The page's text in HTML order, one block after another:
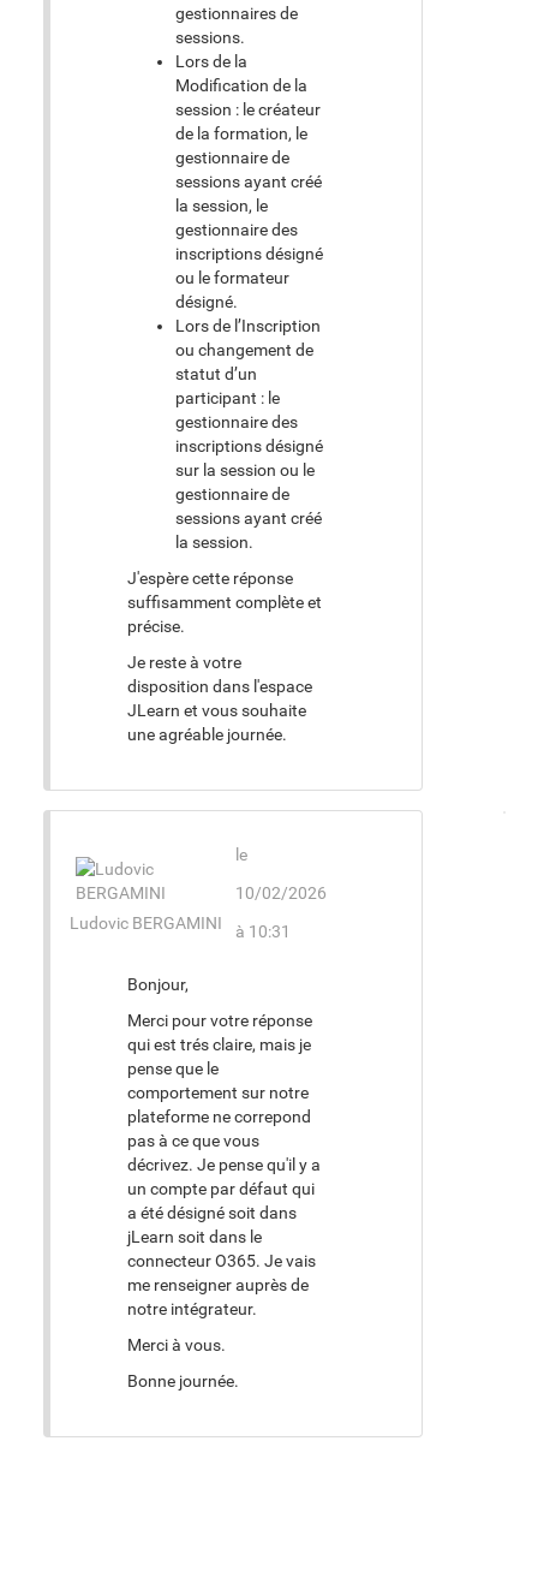
gestionnaires de
sessions.
Lors de la
Modification de la
session : le créateur
de la formation, le
gestionnaire de
sessions ayant créé
la session, le
gestionnaire des
inscriptions désigné
ou le formateur
désigné.
Lors de l’Inscription
ou changement de
statut d’un
participant : le
gestionnaire des
inscriptions désigné
sur la session ou le
gestionnaire de
sessions ayant créé
la session.
J'espère cette réponse
suffisamment complète et
précise.
Je reste à votre
disposition dans l'espace
JLearn et vous souhaite
une agréable journée.
Ludovic BERGAMINI
le
10/02/2026
à 10:31
Bonjour,
Merci pour votre réponse
qui est trés claire, mais je
pense que le
comportement sur notre
plateforme ne correpond
pas à ce que vous
décrivez. Je pense qu'il y a
un compte par défaut qui
a été désigné soit dans
jLearn soit dans le
connecteur O365. Je vais
me renseigner auprès de
notre intégrateur.
Merci à vous.
Bonne journée.